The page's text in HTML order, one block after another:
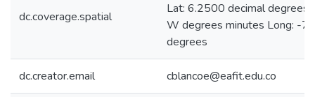
dc.coverage.spatial
Lat: 6.2500 decimal
W degrees minutes Long: -
degrees
dc.creator.email cblancoe@eafit.edu.co